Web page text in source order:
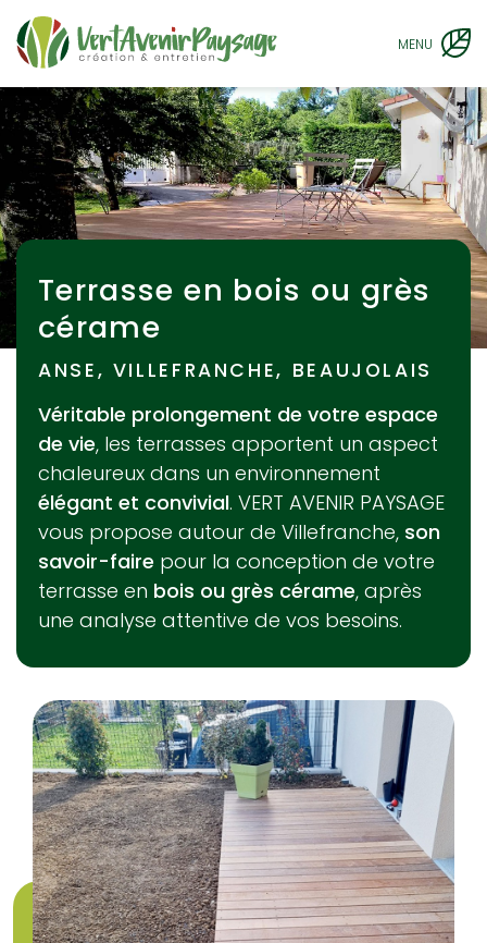
MENU
Terrasse en bois ou grès
cérame
ANSE, VILLEFRANCHE, BEAUJOLAIS
Véritable prolongement de votre espace
de vie, les terrasses apportent un aspect
chaleureux dans un environnement
élégant et convivial. VERT AVENIR PAYSAGE
vous propose autour de Villefranche, son
savoir-faire pour la conception de votre
terrasse en bois ou grès cérame, après
une analyse attentive de vos besoins.